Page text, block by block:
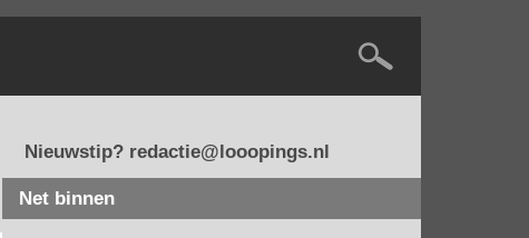
Nieuwstip? redactie@looopings.nl
Net binnen